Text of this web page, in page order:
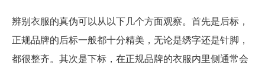
辨别衣服的真伪可以从以下几个方面观察。首先是后标，
正规品牌的后标一般都十分精美，无论是绣字还是针脚，
都很整齐。其次是下标，在正规品牌的衣服内里侧通常会